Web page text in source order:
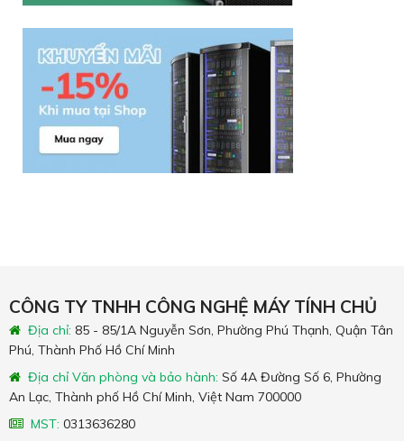
CÔNG TY TNHH CÔNG NGHỆ MÁY TÍNH CHỦ
Địa chỉ: 85 - 85/1A Nguyễn Sơn, Phường Phú Thạnh, Quận Tân
Phú, Thành Phố Hồ Chí Minh
Địa chỉ Văn phòng và bảo hành: Số 4A Đường Số 6, Phường
An Lạc, Thành phố Hồ Chí Minh, Việt Nam 700000
MST: 0313636280